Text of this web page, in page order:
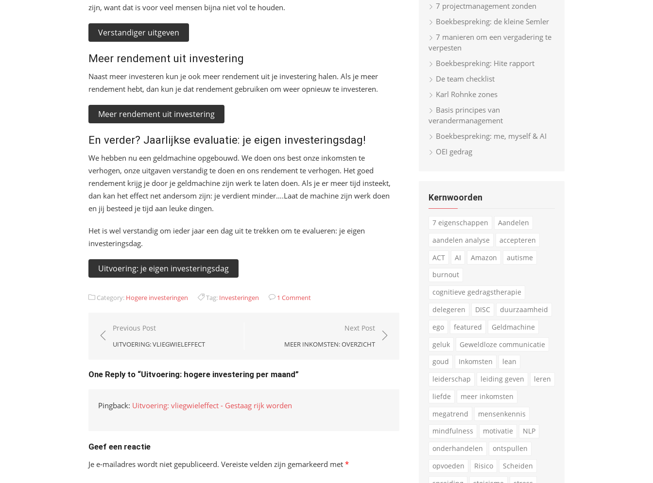
zijn, want dat is voor veel mensen bijna niet vol te houden.
Verstandiger uitgeven
Meer rendement uit investering
Naast meer investeren kun je ook meer rendement uit je investering halen. Als je meer
rendement hebt, dan kun je dat rendement gebruiken om weer opnieuw te investeren.
Meer rendement uit investering
En verder? Jaarlijkse evaluatie: je eigen investeringsdag!
We hebben nu een geldmachine opgebouwd. We doen ons best onze inkomsten te
verhogen, onze uitgaven verstandig te doen en ons rendement te verhogen. Het goed
rendement krijg je door je geldmachine zijn werk te laten doen. Als je er meer tijd insteekt,
dan kan het effect net andersom zijn: je verdient minder….Laat de machine zijn werk doen
en jij besteed je tijd aan leuke dingen.
Het is wel verstandig om ieder jaar een dag uit te trekken om te evalueren: je eigen
investeringsdag.
Uitvoering: je eigen investeringsdag
Category: Hogere investeringen Tag: Investeringen 1 Comment
Bericht
navigatie
Previous Post
UITVOERING: VLIEGWIELEFFECT
Next Post
MEER INKOMSTEN: OVERZICHT
One Reply to “Uitvoering: hogere investering per maand”
Pingback: Uitvoering: vliegwieleffect - Gestaag rijk worden
Geef een reactie
Je e-mailadres wordt niet gepubliceerd. Vereiste velden zijn gemarkeerd met *
7 projectmanagement zonden
Boekbespreking: de kleine Semler
7 manieren om een vergadering te
verpesten
Boekbespreking: Hite rapport
De team checklist
Karl Rohnke zones
Basis principes van
verandermanagement
Boekbespreking: me, myself & AI
OEI gedrag
Kernwoorden
7 eigenschappen
Aandelen
aandelen analyse
accepteren
ACT
AI Amazon
autisme
burnout
cognitieve gedragstherapie
delegeren
DISC
duurzaamheid
ego
featured
Geldmachine
geluk
Geweldloze communicatie
goud
Inkomsten
lean
leiderschap
leiding geven
leren
liefde
meer inkomsten
megatrend
mensenkennis
mindfulness
motivatie
NLP
onderhandelen
ontspullen
opvoeden
Risico
Scheiden